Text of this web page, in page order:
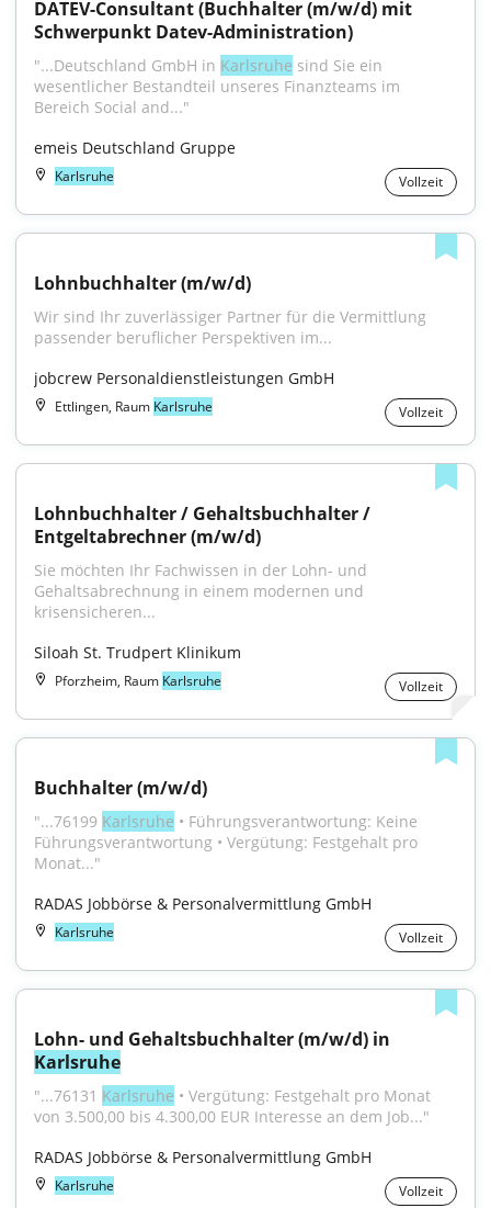
DATEV-Consultant (Buchhalter (m/w/d) mit
Schwerpunkt Datev-Administration)
"...Deutschland GmbH in Karlsruhe sind Sie ein
wesentlicher Bestandteil unseres Finanzteams im
Bereich Social and..."
emeis Deutschland Gruppe
Karlsruhe Vollzeit
Lohnbuchhalter (m/w/d)
Wir sind Ihr zuverlässiger Partner für die Vermittlung
passender beruflicher Perspektiven im...
jobcrew Personaldienstleistungen GmbH
Ettlingen, Raum Karlsruhe Vollzeit
Lohnbuchhalter / Gehaltsbuchhalter /
Entgeltabrechner (m/w/d)
Sie möchten Ihr Fachwissen in der Lohn- und
Gehaltsabrechnung in einem modernen und
krisensicheren...
Siloah St. Trudpert Klinikum
Pforzheim, Raum Karlsruhe Vollzeit
Buchhalter (m/w/d)
"...76199 Karlsruhe • Führungsverantwortung: Keine
Führungsverantwortung • Vergütung: Festgehalt pro
Monat..."
RADAS Jobbörse & Personalvermittlung GmbH
Karlsruhe Vollzeit
Karlsruhe
"...76131 Karlsruhe • Vergütung: Festgehalt pro Monat
von 3.500,00 bis 4.300,00 EUR Interesse an dem Job..."
RADAS Jobbörse & Personalvermittlung GmbH
Karlsruhe Vollzeit